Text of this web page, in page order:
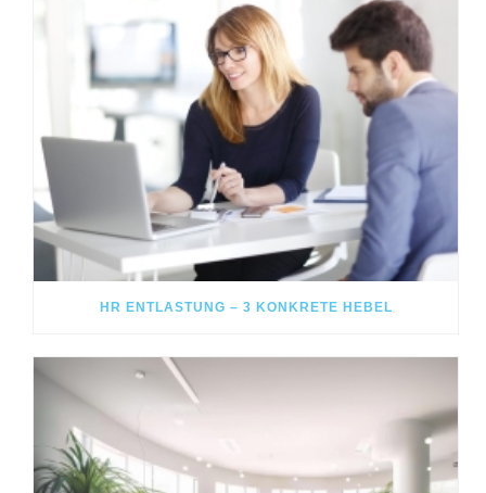
HR ENTLASTUNG – 3 KONKRETE HEBEL